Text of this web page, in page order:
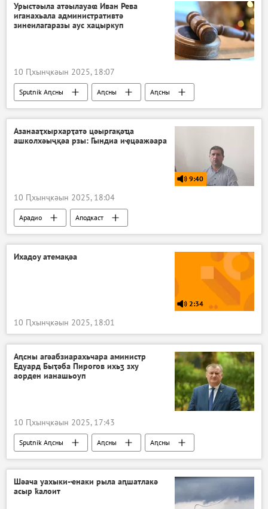
Урыстәыла атәылауаҩ Иван Рева
иганахьала административтә
зинеилагаразы аус хацыркуп
10 Ԥхынҷкәын 2025, 18:07
Sputnik Аԥсны Аԥсны
Аԥсны
Ажәабжьқәа
Азанааҭхырхарҭатә цәыргақәҵа
ашколхәыҷқәа рзы: Гындиа иҿцәажәара
9:40
10 Ԥхынҷкәын 2025, 18:04
Арадио
Аподкаст
Хра злоу ахҭысқәа
Ихадоу атемақәа
2:34
10 Ԥхынҷкәын 2025, 18:01
Аԥсны агәабзиарахьчара аминистр
Едуард Быҭәба Пирогов ихьӡ зху
аорден ианашьоуп
10 Ԥхынҷкәын 2025, 17:43
Sputnik Аԥсны Аԥсны
Аԥсны
Ажәабжьқәа
агәабзиара
Едуард Быҭәба
Шәача уахыки-ҽнаки рыла аԥшатлакә
асыр ҟалоит